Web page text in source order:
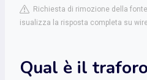
Richiesta di rimozione della fonte
isualizza la risposta completa su
Qual è il